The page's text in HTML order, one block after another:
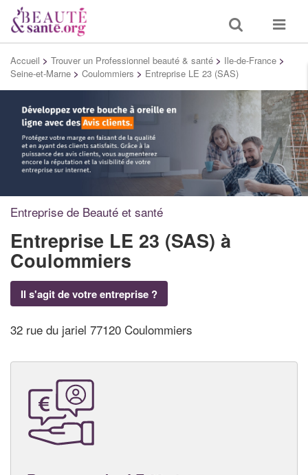
Toggle
search
Toggle
Accueil > Trouver un Professionnel beauté & santé > Ile-de-France >
Seine-et-Marne > Coulommiers > Entreprise LE 23 (SAS)
Entreprise de Beauté et santé
Entreprise LE 23 (SAS) à
Coulommiers
Il s'agit de votre entreprise ?
32 rue du jariel 77120 Coulommiers